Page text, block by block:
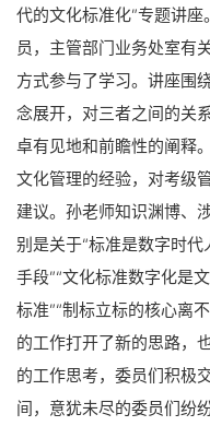
代的文化标准化”专题讲
员，主管部门业务处室有
方式参与了学习。讲座围
念展开，对三者之间的关
卓有见地和前瞻性的阐释
文化管理的经验，对考级
建议。孙老师知识渊博、
别是关于“标准是数字时
手段”“文化标准数字化是
标准”“制标立标的核心离
的工作打开了新的思路，
的工作思考，委员们积极
间，意犹未尽的委员们纷